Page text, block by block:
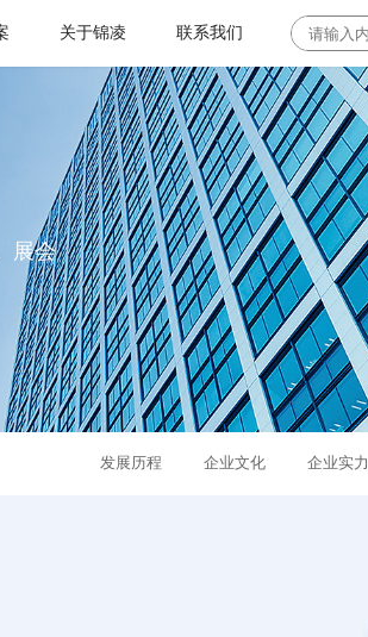
板对板连接器系列
板对板连接器 YFCS公母座连接器
浮动式板对板连接
器
E型连接器
高速平面板对板连
接器
变器
域
关于锦凌 联系我们
联系地址
加入我们
常见问题
咨询建议
展会
发展历程 企业文化 企业实力